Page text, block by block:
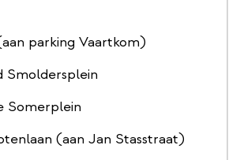
parking Vaartkom)
Smoldersplein
Somerplein
(aan Jan Stasstraat)